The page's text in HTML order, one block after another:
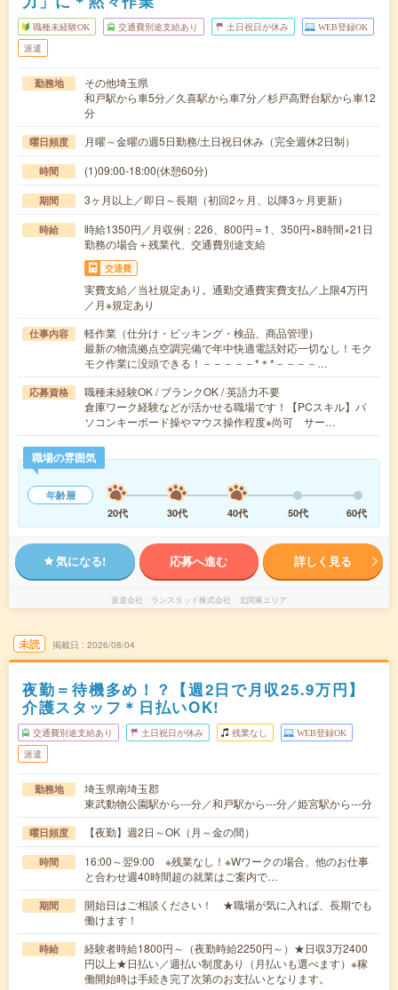
職種未経験OK 交通費別途支給あり 土日祝日が休み WEB登録OK
派遣
勤務地
その他埼玉県
和戸駅から車5分／久喜駅から車7分／杉戸高野台駅から車12
分
曜日頻度 月曜～金曜の週5日勤務/土日祝日休み（完全週休2日制）
時間 (1)09:00-18:00(休憩60分)
期間 3ヶ月以上／即日～長期（初回2ヶ月、以降3ヶ月更新）
時給
時給1350円／月収例：226、800円＝1、350円×8時間×21日
勤務の場合＋残業代、交通費別途支給
交通費
実費支給／当社規定あり。通勤交通費実費支払／上限4万円
／月※規定あり
仕事内容
軽作業（仕分け・ピッキング・検品、商品管理）
最新の物流拠点空調完備で年中快適電話対応一切なし！モク
モク作業に没頭できる！－－－－－*＊*－－－－…
応募資格
職種未経験OK / ブランクOK / 英語力不要
倉庫ワーク経験などが活かせる職場です！【PCスキル】パ
ソコンキーボード操やマウス操作程度※尚可 サー…
職場の雰囲気
年齢層
20代
30代 40代 50代 60代
気になる! 応募へ進む 詳しく見る
派遣会社 ランスタッド株式会社 北関東エリア
未読 掲載日 2026/08/04
夜勤＝待機多め！？【週2日で月収25.9万円】
介護スタッフ＊日払いOK!
交通費別途支給あり 土日祝日が休み 残業なし WEB登録OK
派遣
勤務地
埼玉県南埼玉郡
東武動物公園駅から---分／和戸駅から---分／姫宮駅から---分
曜日頻度 【夜勤】週2日～OK（月～金の間）
時間
16:00～翌9:00 ※残業なし！※Wワークの場合、他のお仕事
と合わせ週40時間超の就業はご案内で…
期間
開始日はご相談ください！ ★職場が気に入れば、長期でも
働けます！
時給
経験者時給1800円～（夜勤時給2250円～）★日収3万2400
円以上★日払い／週払い制度あり（月払いも選べます）※稼
働開始時は手続き完了次第のお支払いとなります。